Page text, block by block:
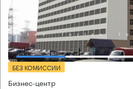
БЕЗ КОМИССИИ
Бизнес-центр